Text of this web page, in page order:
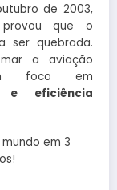
de 2003,
que o
ser quebrada.
a aviação
foco em
e eficiência
em 3